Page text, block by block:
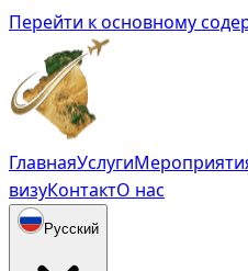
Перейти к основному
ГлавнаяУслуги
визуКонтактО нас
Русский